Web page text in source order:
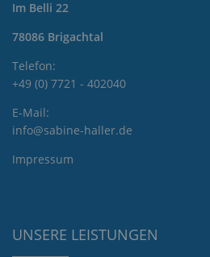
Im Belli 22
78086 Brigachtal
Telefon:
+49 (0) 7721 - 402040
E-Mail:
info@sabine-haller.de
Impressum
UNSERE LEISTUNGEN